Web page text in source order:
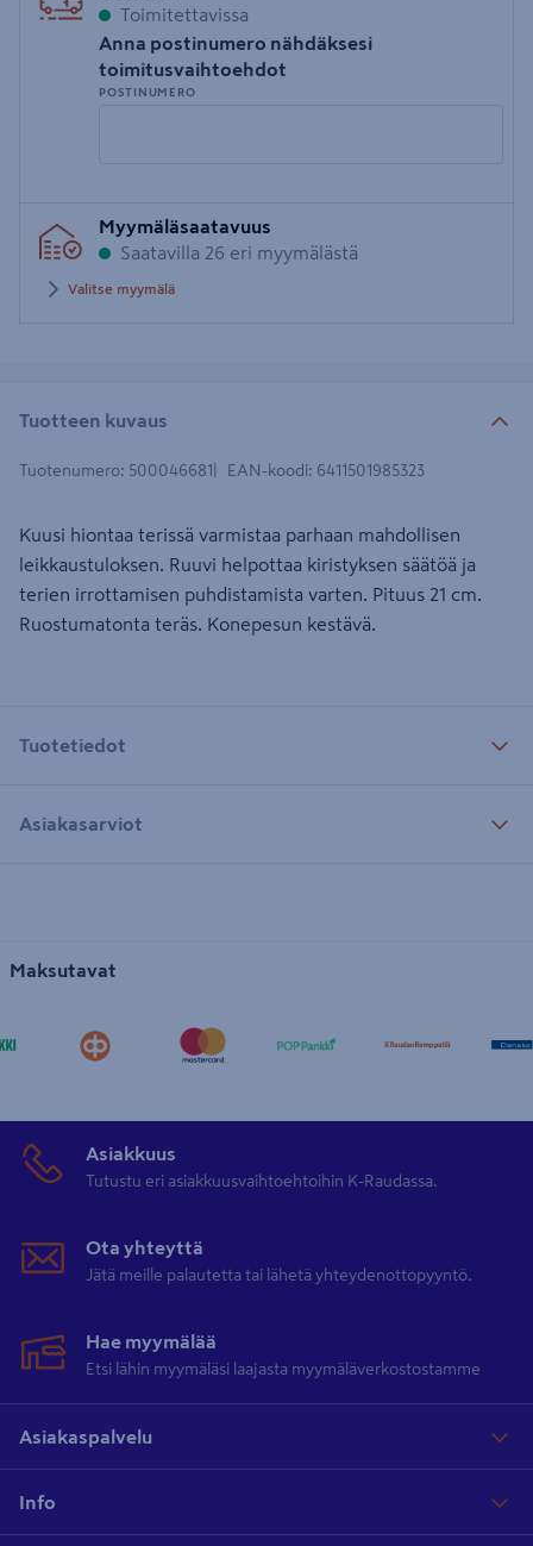
Toimitettavissa
Anna postinumero nähdäksesi
toimitusvaihtoehdot
POSTINUMERO
postinumero
Myymäläsaatavuus
Saatavilla 26 eri myymälästä
Valitse myymälä
Tuotteen kuvaus
Tuotenumero: 500046681 EAN-koodi: 6411501985323
Kuusi hiontaa terissä varmistaa parhaan mahdollisen
leikkaustuloksen. Ruuvi helpottaa kiristyksen säätöä ja
terien irrottamisen puhdistamista varten. Pituus 21 cm.
Ruostumatonta teräs. Konepesun kestävä.
Tuotetiedot
Asiakasarviot
Maksutavat
Asiakkuus
Tutustu eri asiakkuusvaihtoehtoihin K-Raudassa.
Ota yhteyttä
Jätä meille palautetta tai lähetä yhteydenottopyyntö.
Hae myymälää
Etsi lähin myymäläsi laajasta myymäläverkostostamme
Asiakaspalvelu
Info